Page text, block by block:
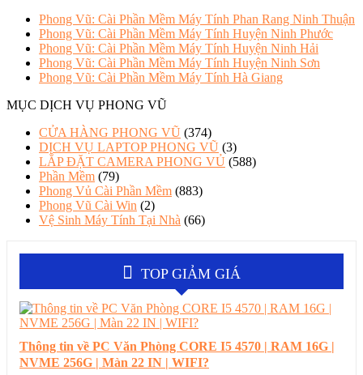
Phong Vũ: Cài Phần Mềm Máy Tính Phan Rang Ninh Thuận
Phong Vũ: Cài Phần Mềm Máy Tính Huyện Ninh Phước
Phong Vũ: Cài Phần Mềm Máy Tính Huyện Ninh Hải
Phong Vũ: Cài Phần Mềm Máy Tính Huyện Ninh Sơn
Phong Vũ: Cài Phần Mềm Máy Tính Hà Giang
MỤC DỊCH VỤ PHONG VŨ
CỬA HÀNG PHONG VŨ (374)
DỊCH VỤ LAPTOP PHONG VŨ (3)
LẮP ĐẶT CAMERA PHONG VỦ (588)
Phần Mềm (79)
Phong Vủ Cài Phần Mềm (883)
Phong Vũ Cài Win (2)
Vệ Sinh Máy Tính Tại Nhà (66)
TOP GIẢM GIÁ
Thông tin về PC Văn Phòng CORE I5 4570 | RAM 16G |
NVME 256G | Màn 22 IN | WIFI?